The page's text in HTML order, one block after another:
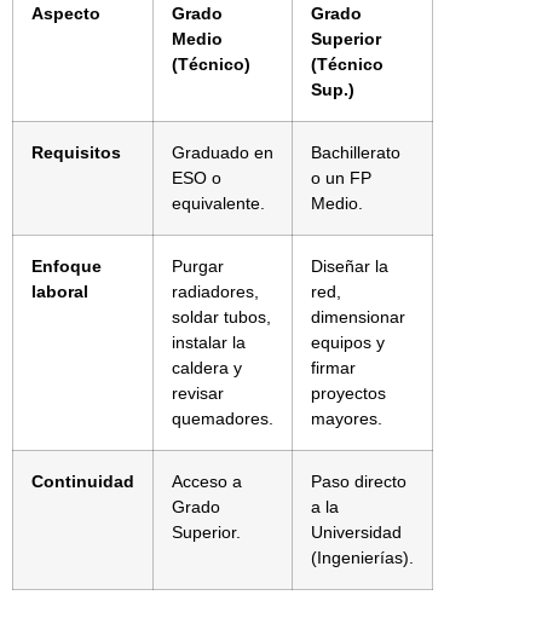
Aspecto
Grado
Medio
(Técnico)
Grado
Superior
(Técnico
Sup.)
Requisitos
Graduado en
ESO o
equivalente.
Bachillerato
o un FP
Medio.
Enfoque
laboral
Purgar
radiadores,
soldar tubos,
instalar la
caldera y
revisar
quemadores.
Diseñar la
red,
dimensionar
equipos y
firmar
proyectos
mayores.
Continuidad
Acceso a
Grado
Superior.
Paso directo
a la
Universidad
(Ingenierías).